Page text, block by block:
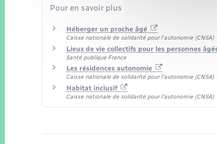
Pour en savoir plus
Héberger un proche âgé
Caisse nationale de solidarité pour l'autonomie (CNSA)
Lieux de vie collectifs pour les personnes
Santé publique France
Les résidences autonomie
Caisse nationale de solidarité pour l'autonomie (CNSA)
Habitat inclusif
Caisse nationale de solidarité pour l'autonomie (CNSA)